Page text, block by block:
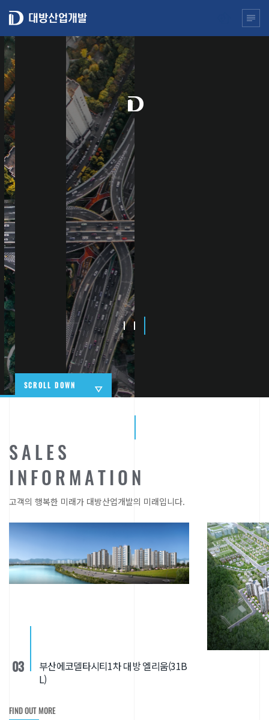
전체
WE B
AMAZ
TOMOR
FIND OUT MORE
SCROLL DOWN
SALES
INFORMATION
고객의 행복한 미래가 대방산업개발의 미래입니다.
03
부산에코델타시티1차 대방 엘리움(31B
L)
FIND OUT MORE
열기